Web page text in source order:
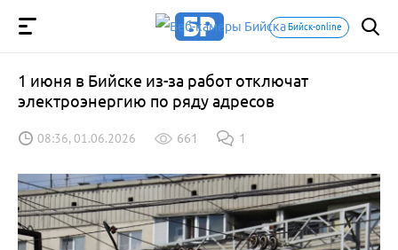
Бийск-online
1 июня в Бийске из-за работ отключат
электроэнергию по ряду адресов
08:36, 01.06.2026 661 1